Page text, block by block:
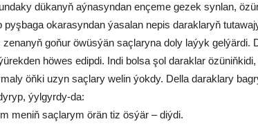
dü­ka­nyň aý­na­syn­dan en­çe­me ge­zek syn­lan,
pyş­ba­ga oka­ra­syn­dan ýa­sa­lan ne­pis da­rak­la­ryň
ze­na­nyň go­ňur öwüs­ýän saç­la­ry­na do­ly la­ýyk gel­ýär­di.
hö­wes edip­di. In­di bol­sa şol da­rak­lar
öň­ki uzyn saç­la­ry we­lin ýok­dy. Del­la da­rak­la­ry
ýyl­gyr­dy-da:
me­niň saç­la­rym örän tiz ös­ýär – diý­di.